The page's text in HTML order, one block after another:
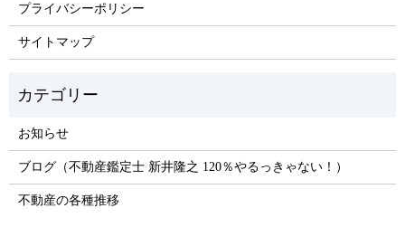
プライバシーポリシー
サイトマップ
お知らせ
ブログ（不動産鑑定士 新井隆之 120％やるっきゃない！）
不動産の各種推移